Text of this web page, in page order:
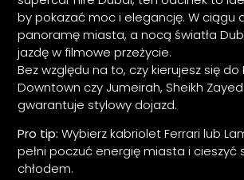
by pokazać moc i elegancję. W ciągu
panoramę miasta, a nocą światła
jazdę w filmowe przeżycie.
Bez względu na to, czy kierujesz się do
Downtown czy Jumeirah, Sheikh
gwarantuje stylowy dojazd.
Pro tip: Wybierz kabriolet Ferrari lub
pełni poczuć energię miasta i cieszyć
chłodem.